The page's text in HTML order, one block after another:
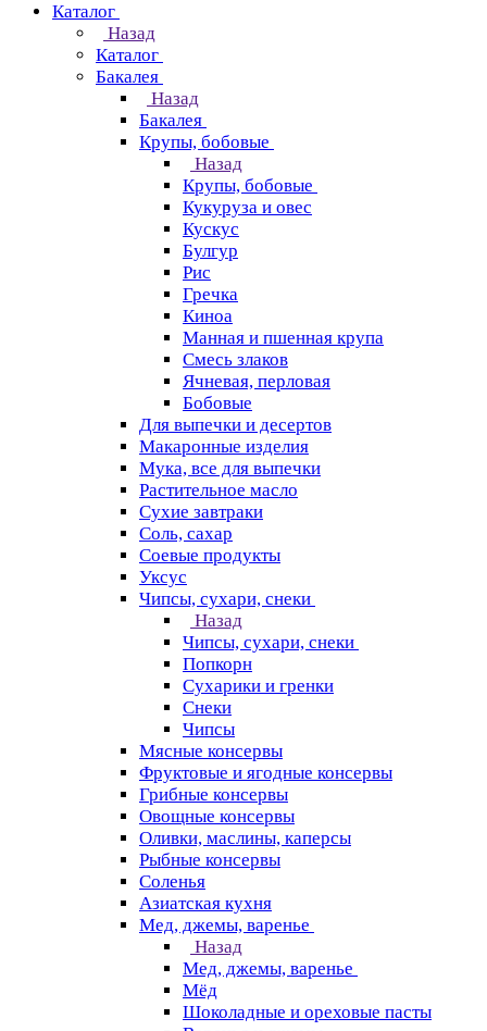
Каталог
Назад
Каталог
Бакалея
Назад
Бакалея
Крупы, бобовые
Назад
Крупы, бобовые
Кукуруза и овес
Кускус
Булгур
Рис
Гречка
Киноа
Манная и пшенная крупа
Смесь злаков
Ячневая, перловая
Бобовые
Для выпечки и десертов
Макаронные изделия
Мука, все для выпечки
Растительное масло
Сухие завтраки
Соль, сахар
Соевые продукты
Уксус
Чипсы, сухари, снеки
Назад
Чипсы, сухари, снеки
Попкорн
Сухарики и гренки
Снеки
Чипсы
Мясные консервы
Фруктовые и ягодные консервы
Грибные консервы
Овощные консервы
Оливки, маслины, каперсы
Рыбные консервы
Соленья
Азиатская кухня
Мед, джемы, варенье
Назад
Мед, джемы, варенье
Мёд
Шоколадные и ореховые пасты